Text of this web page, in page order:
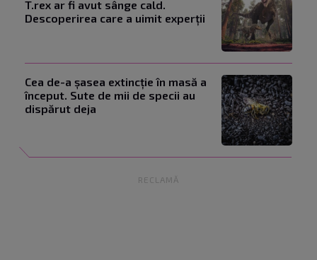
T.rex ar fi avut sânge cald.
Descoperirea care a uimit experții
Cea de-a șasea extincție în masă a
început. Sute de mii de specii au
dispărut deja
RECLAMĂ